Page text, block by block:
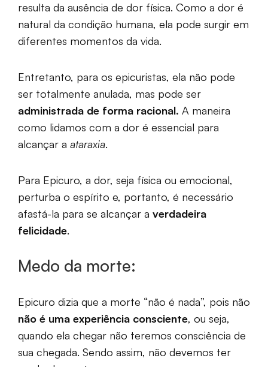
resulta da ausência de dor física. Como a dor é
natural da condição humana, ela pode surgir em
diferentes momentos da vida.
Entretanto, para os epicuristas, ela não pode
ser totalmente anulada, mas pode ser
administrada de forma racional. A maneira
como lidamos com a dor é essencial para
alcançar a ataraxia.
Para Epicuro, a dor, seja física ou emocional,
perturba o espírito e, portanto, é necessário
afastá-la para se alcançar a verdadeira
felicidade.
Medo da morte:
Epicuro dizia que a morte “não é nada”, pois não
não é uma experiência consciente, ou seja,
quando ela chegar não teremos consciência de
sua chegada. Sendo assim, não devemos ter